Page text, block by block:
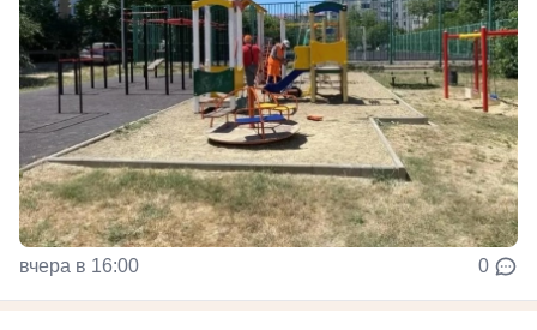
вчера в 16:00 0